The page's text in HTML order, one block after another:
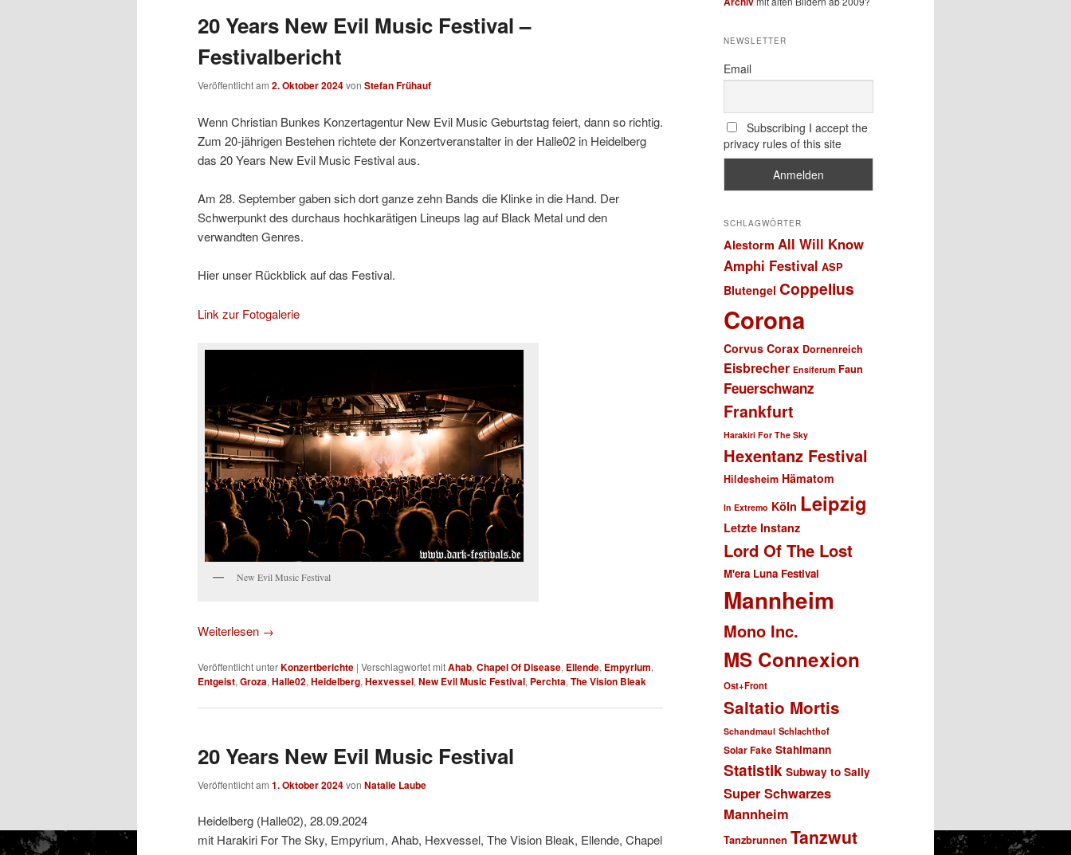
20 Years New Evil Music Festival –
Festivalbericht
Veröffentlicht am 2. Oktober 2024von Stefan Frühauf
Wenn Christian Bunkes Konzertagentur New Evil Music Geburtstag feiert, dann so richtig.
Zum 20-jährigen Bestehen richtete der Konzertveranstalter in der Halle02 in Heidelberg
das 20 Years New Evil Music Festival aus.
Am 28. September gaben sich dort ganze zehn Bands die Klinke in die Hand. Der
Schwerpunkt des durchaus hochkarätigen Lineups lag auf Black Metal und den
verwandten Genres.
Hier unser Rückblick auf das Festival.
Link zur Fotogalerie
New Evil Music Festival
Weiterlesen →
Veröffentlicht unterKonzertberichte | Verschlagwortet mitAhab, Chapel Of Disease, Ellende, Empyrium,
Entgeist, Groza, Halle02, Heidelberg, Hexvessel, New Evil Music Festival, Perchta, The Vision Bleak
20 Years New Evil Music Festival
Veröffentlicht am 1. Oktober 2024von Natalie Laube
Heidelberg (Halle02), 28.09.2024
mit Harakiri For The Sky, Empyrium, Ahab, Hexvessel, The Vision Bleak, Ellende, Chapel
NEWSLETTER
Email
Subscribing I accept the
privacy rules of this site
SCHLAGWÖRTER
Alestorm All Will Know
Amphi Festival ASP
Blutengel Coppelius
Corona
Corvus Corax Dornenreich
Eisbrecher Ensiferum Faun
Feuerschwanz
Frankfurt
Harakiri For The Sky
Hexentanz Festival
Hildesheim Hämatom
In Extremo Köln Leipzig
Letzte Instanz
Lord Of The Lost
M'era Luna Festival
Mannheim
Mono Inc.
MS Connexion
Ost+Front
Saltatio Mortis
Schandmaul Schlachthof
Solar Fake Stahlmann
Statistik Subway to Sally
Super Schwarzes
Mannheim
Tanzbrunnen Tanzwut